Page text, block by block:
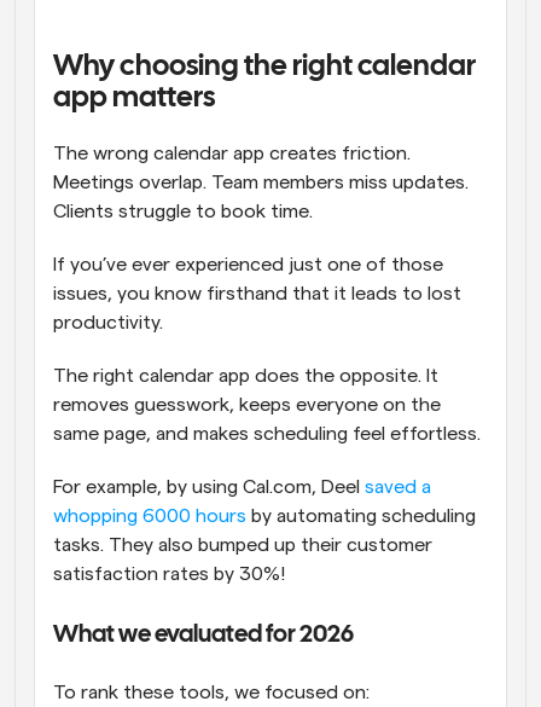
Why choosing the right calendar
app matters
The wrong calendar app creates friction.
Meetings overlap. Team members miss updates.
Clients struggle to book time.
If you’ve ever experienced just one of those
issues, you know firsthand that it leads to lost
productivity.
The right calendar app does the opposite. It
removes guesswork, keeps everyone on the
same page, and makes scheduling feel effortless.
For example, by using Cal.com, Deel saved a
whopping 6000 hours by automating scheduling
tasks. They also bumped up their customer
satisfaction rates by 30%!
What we evaluated for 2026
To rank these tools, we focused on: